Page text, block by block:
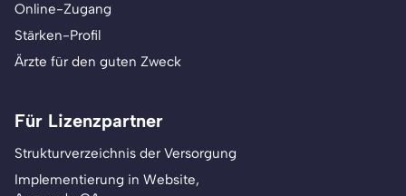
Online-Zugang
Stärken-Profil
Ärzte für den guten Zweck
Für Lizenzpartner
Strukturverzeichnis der Versorgung
Implementierung in Website,